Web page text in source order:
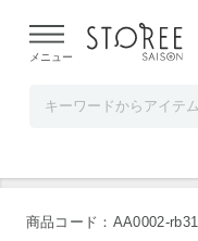
よる配送遅延が発生して
メニュー
マンゴープリン
商品コード：AA0002-